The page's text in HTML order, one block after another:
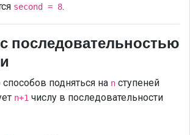
second = 8.
последовательностью
способов подняться на n ступеней
n+1 числу в последовательности